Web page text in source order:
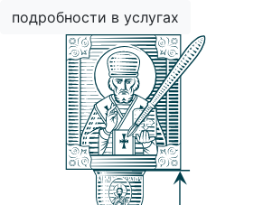
подробности в услугах